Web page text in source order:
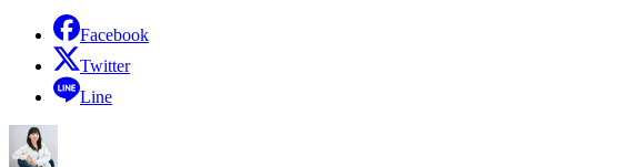
Facebook
Twitter
Line